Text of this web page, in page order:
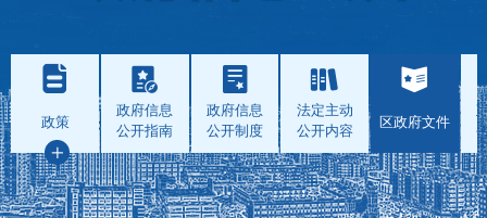
政策
政府信息
公开指南
政府信息
公开制度
法定主动
公开内容
区政府文件